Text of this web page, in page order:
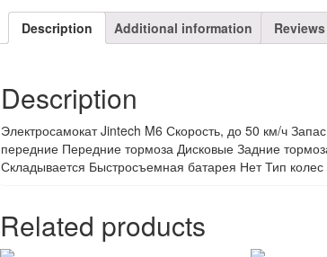
Description Additional information
Description
Электросамокат Jintech M6 Скорость, до 50 км/ч
передние Передние тормоза Дисковые Задние
Складывается Быстросъемная батарея Нет Тип
Related products